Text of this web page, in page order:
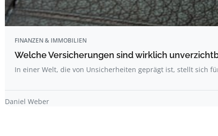
FINANZEN & IMMOBILIEN
Welche Versicherungen sind wirklich
In einer Welt, die von Unsicherheiten geprägt ist, stellt sich
Daniel Weber